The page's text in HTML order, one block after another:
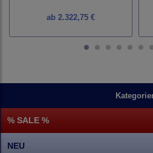
% SALE %
NEU
ab 2.322,75 €